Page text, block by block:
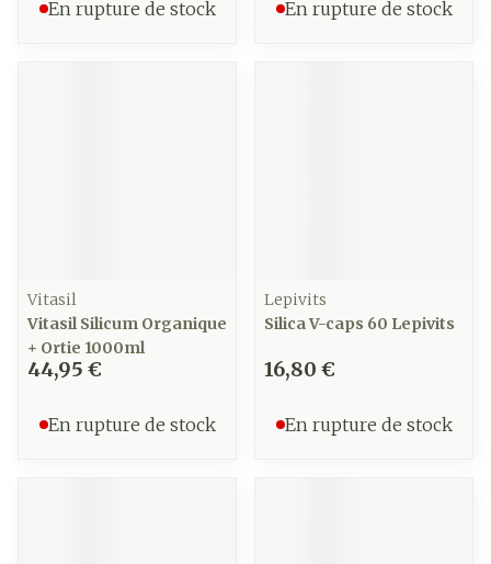
En rupture de stock En rupture de stock
Vitasil
Vitasil Silicum Organique
+ Ortie 1000ml
44,95 €
En rupture de stock
Lepivits
Silica V-caps 60 Lepivits
16,80 €
En rupture de stock